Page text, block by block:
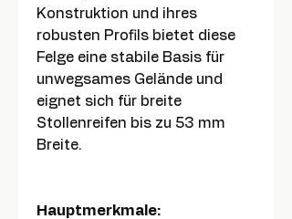
Konstruktion und ihres
robusten Profils bietet diese
Felge eine stabile Basis für
unwegsames Gelände und
eignet sich für breite
Stollenreifen bis zu 53 mm
Breite.
Hauptmerkmale: